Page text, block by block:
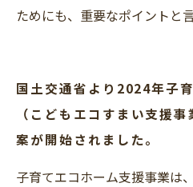
ためにも、重要なポイントと
国土交通省より2024年子
（こどもエコすまい支援
案が開始されました。
子育てエコホーム支援事業は